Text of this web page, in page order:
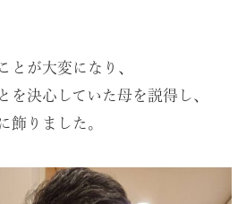
とが大変になり、
を決心していた母を説得し、
飾りました。